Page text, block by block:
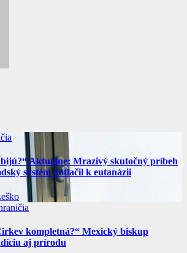
Aktuálne: Mrazivý skutočný príbeh
systém dotlačil k eutanázii
kompletná?“ Mexický biskup
aj prírodu